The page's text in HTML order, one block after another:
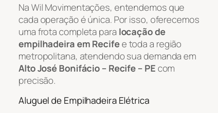
Na Wil Movimentações, entendemos que
cada operação é única. Por isso, oferecemos
uma frota completa para locação de
empilhadeira em Recifee toda a região
metropolitana, atendendo sua demanda em
Alto José Bonifácio – Recife – PEcom
precisão.
Aluguel de Empilhadeira Elétrica